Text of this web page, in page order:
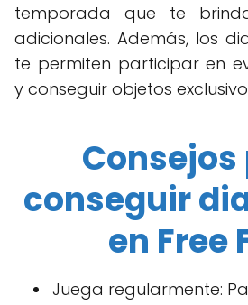
temporada que te
adicionales. Además, los
te permiten participar en
y conseguir objetos
Consejos
conseguir
en Free
Juega regularmente: